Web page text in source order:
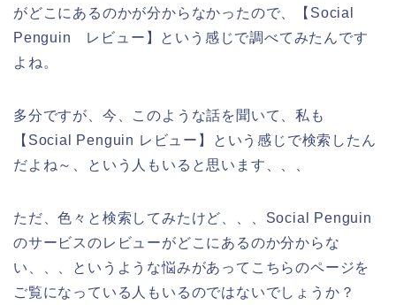
がどこにあるのかが分からなかったので、【Social
Penguin レビュー】という感じで調べてみたんです
よね。
多分ですが、今、このような話を聞いて、私も
【Social Penguin レビュー】という感じで検索したん
だよね～、という人もいると思います、、、
ただ、色々と検索してみたけど、、、Social Penguin
のサービスのレビューがどこにあるのか分からな
い、、、というような悩みがあってこちらのページを
ご覧になっている人もいるのではないでしょうか？